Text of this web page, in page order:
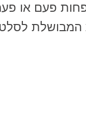
פעם או
המבושלת